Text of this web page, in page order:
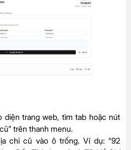
diện trang web, tìm tab hoặc nút
trên thanh menu.
chỉ cũ vào ô trống. Ví dụ: “92